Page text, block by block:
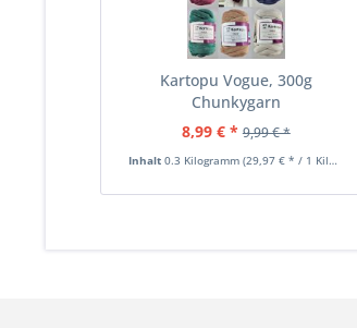
Kartopu Vogue, 300g
Chunkygarn
8,99 € * 9,99 € *
Inhalt 0.3 Kilogramm (29,97 € * / 1 Kilogramm)